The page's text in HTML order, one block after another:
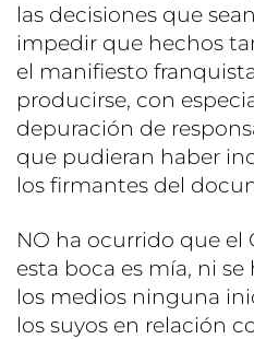
las decisiones que
impedir que hechos
el manifiesto
producirse, con
depuración de
que pudieran haber
los firmantes del
NO ha ocurrido que el
esta boca es mía, ni
los medios ninguna
los suyos en relación